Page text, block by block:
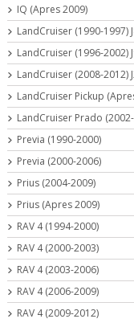
IQ (Apres 2009)
LandCruiser (1990-1997)
LandCruiser (1996-2002)
LandCruiser (2008-2012)
LandCruiser Pickup
LandCruiser Prado
Previa (1990-2000)
Previa (2000-2006)
Prius (2004-2009)
Prius (Apres 2009)
RAV 4 (1994-2000)
RAV 4 (2000-2003)
RAV 4 (2003-2006)
RAV 4 (2006-2009)
RAV 4 (2009-2012)